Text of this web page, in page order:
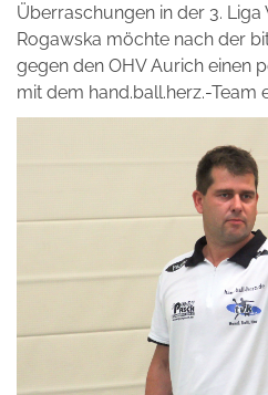
Überraschungen in der 3. Liga
Rogawska möchte nach der
gegen den OHV Aurich einen
mit dem hand.ball.herz.-Team